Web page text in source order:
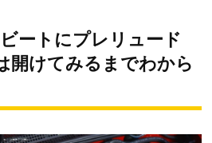
ートにプレリュード
開けてみるまでわから